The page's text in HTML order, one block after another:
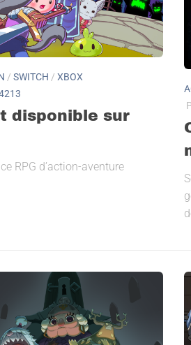
/ SWITCH / XBOX
disponible sur
RPG d’action-aventure